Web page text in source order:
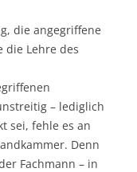
die angegriffene
die Lehre des
– lediglich
sei, fehle es an
Denn
Fachmann – in